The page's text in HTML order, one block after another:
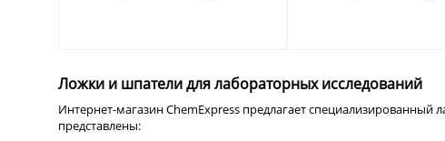
Ложки и шпатели для лабораторных исследований
Интернет-магазин ChemExpress предлагает
представлены: